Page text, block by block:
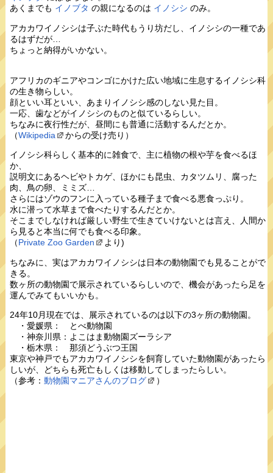
あくまでも イノブタ の親になるのは イノシシ のみ。
アカカワイノシシは子ぶた時代もうり坊だし、イノシシの一種であ
るはずだが…
ちょっと納得がいかない。
アフリカのギニアやコンゴにかけた広い地域に生息するイノシシ科
の生き物らしい。
顔といい耳といい、あまりイノシシ感のしない見た目。
一応、歯などがイノシシのものと似ているらしい。
ちなみに夜行性だが、昼間にも普通に活動するんだとか。
（Wikipedia からの受け売り）
イノシシ科らしく基本的に雑食で、主に植物の根や芋を食べるほ
か、
説明文にあるヘビやトカゲ、ほかにも昆虫、カタツムリ、腐った
肉、鳥の卵、ミミズ…
さらにはゾウのフンに入っている種子まで食べる悪食っぷり。
水に潜って水草まで食べたりするんだとか。
そこまでしなければ厳しい野生で生きていけないとは言え、人間か
ら見ると本当に何でも食べる印象。
（Private Zoo Garden より)
ちなみに、実はアカカワイノシシは日本の動物園でも見ることがで
きる。
数ヶ所の動物園で展示されているらしいので、機会があったら足を
運んでみてもいいかも。
24年10月現在では、展示されているのは以下の3ヶ所の動物園。
・愛媛県： とべ動物園
・神奈川県：よこはま動物園ズーラシア
・栃木県： 那須どうぶつ王国
東京や神戸でもアカカワイノシシを飼育していた動物園があったら
しいが、どちらも死亡もしくは移動してしまったらしい。
（参考：動物園マニアさんのブログ ）